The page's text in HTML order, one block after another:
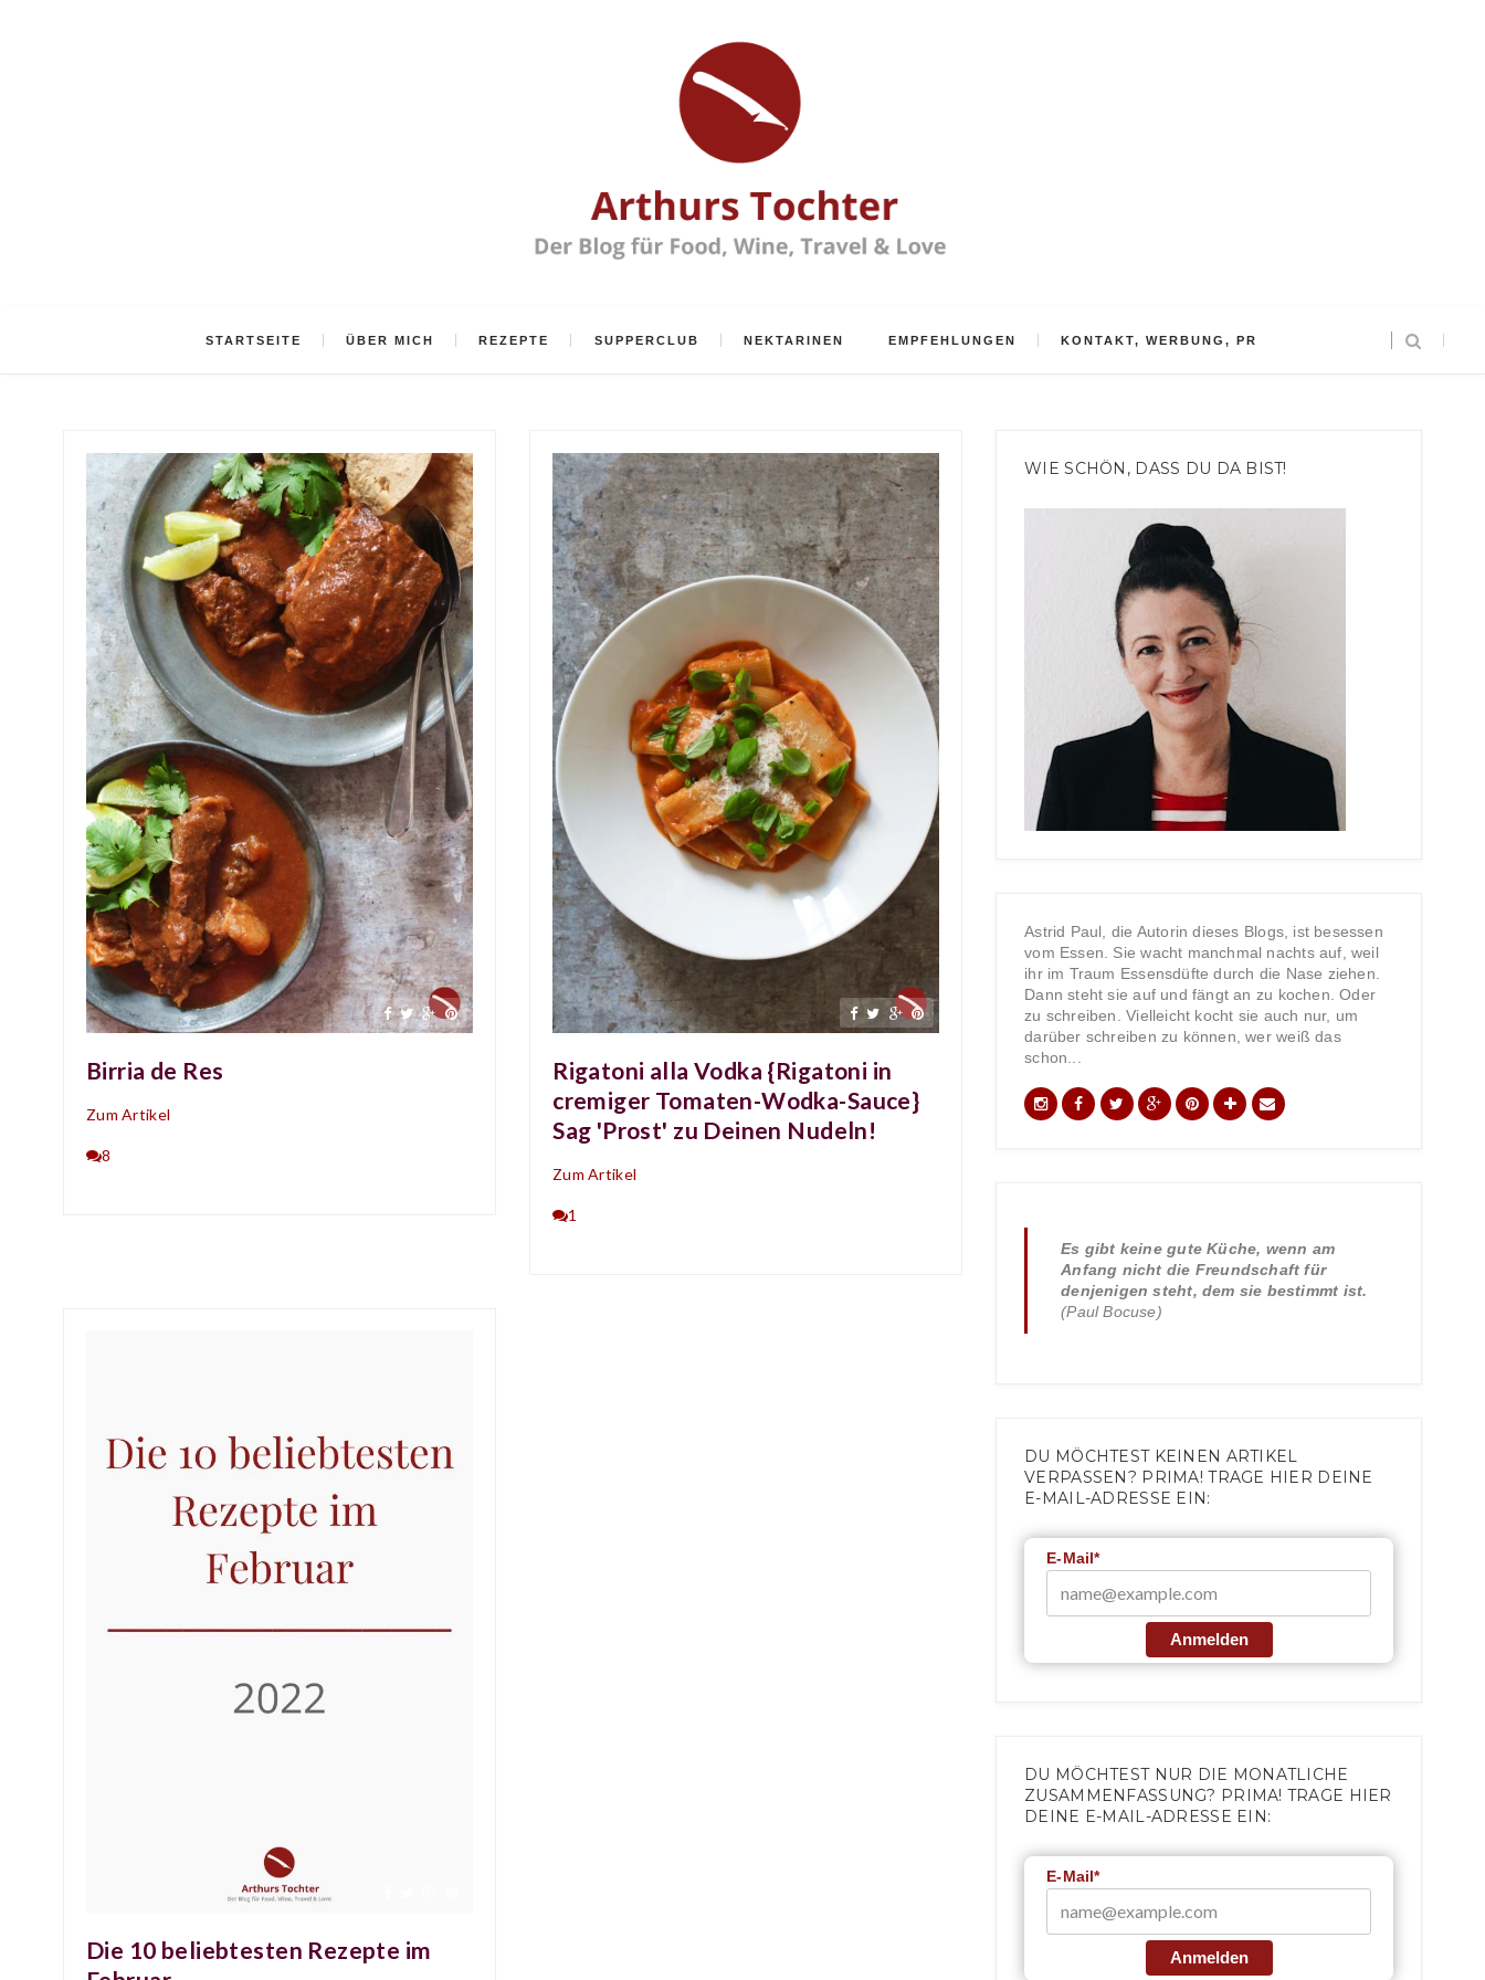
STARTSEITE ÜBER MICH REZEPTE SUPPERCLUB NEKTARINEN EMPFEHLUNGEN KONTAKT, WERBUNG, PR
Birria de Res
Zum Artikel
8
Rigatoni alla Vodka {Rigatoni in
cremiger Tomaten-Wodka-Sauce}
Sag 'Prost' zu Deinen Nudeln!
Zum Artikel
1
Die 10 beliebtesten Rezepte im
WIE SCHÖN, DASS DU DA BIST!
Astrid Paul, die Autorin dieses Blogs, ist besessen
vom Essen. Sie wacht manchmal nachts auf, weil
ihr im Traum Essensdüfte durch die Nase ziehen.
Dann steht sie auf und fängt an zu kochen. Oder
zu schreiben. Vielleicht kocht sie auch nur, um
darüber schreiben zu können, wer weiß das
schon...
Es gibt keine gute Küche, wenn am
Anfang nicht die Freundschaft für
denjenigen steht, dem sie bestimmt ist.
(Paul Bocuse)
DU MÖCHTEST KEINEN ARTIKEL
VERPASSEN? PRIMA! TRAGE HIER DEINE
E-MAIL-ADRESSE EIN:
E-Mail*
Anmelden
DU MÖCHTEST NUR DIE MONATLICHE
ZUSAMMENFASSUNG? PRIMA! TRAGE HIER
DEINE E-MAIL-ADRESSE EIN:
E-Mail*
Anmelden